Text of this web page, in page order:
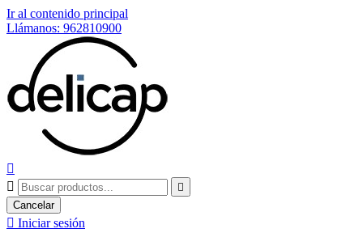
Ir al contenido principal
Llámanos: 962810900



Cancelar
 Iniciar sesión